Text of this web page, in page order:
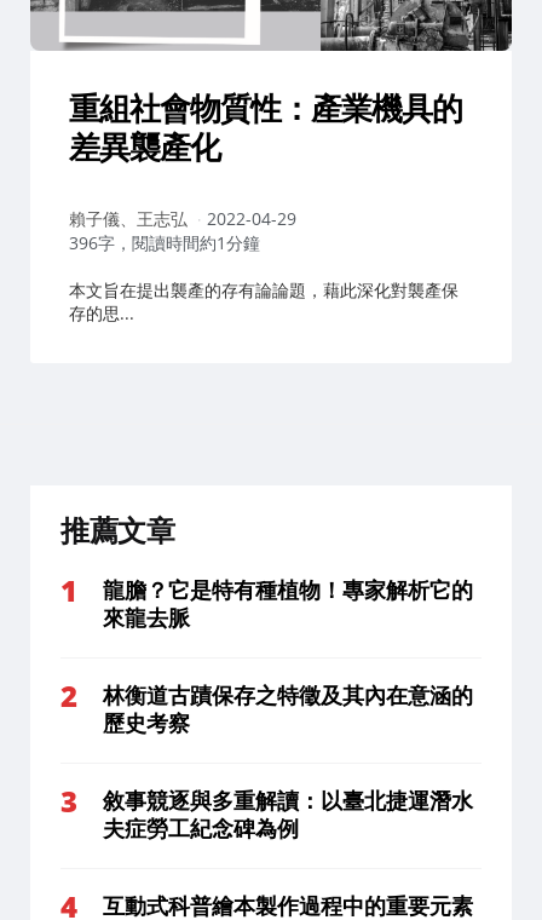
重組社會物質性：產業機具的
差異襲產化
作
者：
賴子儀、王志弘
2022-04-29
396字，閱讀時間約1分鐘
本文旨在提出襲產的存有論論題，藉此深化對襲產保
存的思...
推薦文章
龍膽？它是特有種植物！專家解析它的
來龍去脈
林衡道古蹟保存之特徵及其內在意涵的
歷史考察
敘事競逐與多重解讀：以臺北捷運潛水
夫症勞工紀念碑為例
互動式科普繪本製作過程中的重要元素